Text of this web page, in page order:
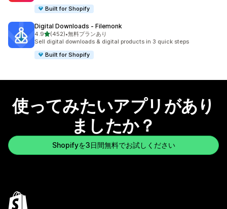
Built for Shopify
Digital Downloads ‑ Filemonk
4.95つ星中
(452)
合計レビュー数：452件
•無料プランあり
Sell digital downloads & digital products in 3 quick steps
Built for Shopify
使ってみたいアプリがあり
ましたか？
Shopifyを3日間無料でお試しください